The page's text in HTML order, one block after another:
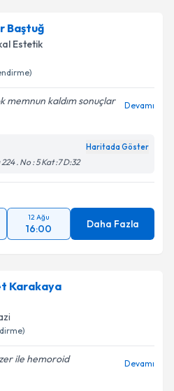
işlenmesine ilişkin
kabul ediyorum.
Baştuğ
Estetik
memnun kaldım sonuçlar
Devamı
Haritada Göster
. No : 5 Kat :7 D:32
12 Ağu
16:00 Daha Fazla
Karakaya
ile hemoroid
Devamı